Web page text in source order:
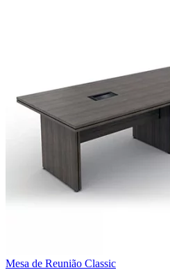
Mesa de Reunião Classic